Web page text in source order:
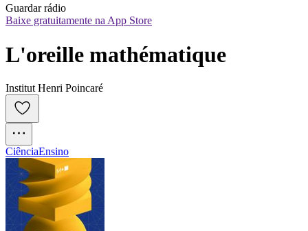
Guardar rádio
Baixe gratuitamente na App Store
L'oreille mathématique
Institut Henri Poincaré
CiênciaEnsino